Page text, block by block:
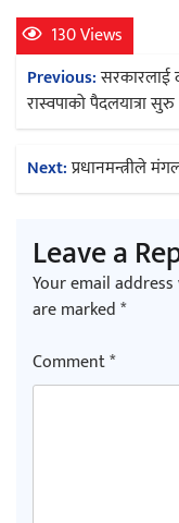
130 Views
Post
navigation
Previous:सरकारलाई
रास्वपाको पैदलयात्रा सुरु
Next:प्रधानमन्त्रीले
Leave a
Your email
are marked*
Comment*